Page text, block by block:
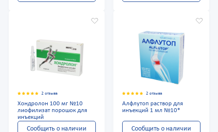
2 отзыва
Хондролон 100 мг №10
лиофилизат порошок для
инъекций
Сообщить о наличии
2 отзыва
Алфлутоп раствор для
инъекций 1 мл №10*
Сообщить о наличии